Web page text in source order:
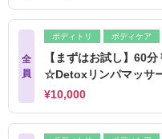
全
員
ボディトリ ボディケア
【まずはお試し】60
☆Detoxリンパマッサ
¥10,000